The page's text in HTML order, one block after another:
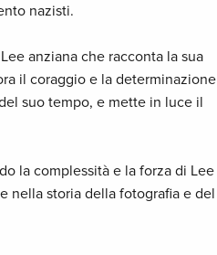
nazisti.
anziana che racconta la sua
il coraggio e la determinazione
suo tempo, e mette in luce il
la complessità e la forza di Lee
nella storia della fotografia e del